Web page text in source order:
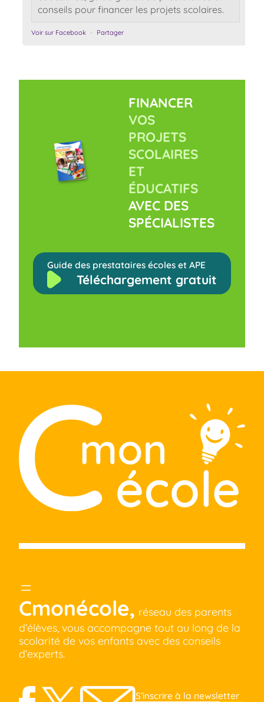
conseils pour financer les projets scolaires.
Voir sur Facebook · Partager
FINANCER
VOS
PROJETS
SCOLAIRES
ET
ÉDUCATIFS
AVEC DES
SPÉCIALISTES
Guide des prestataires écoles et APE
Téléchargement gratuit
Cmonécole, réseau des parents
d’élèves, vous accompagne tout au long de la
scolarité de vos enfants avec des conseils
d’experts.
S’inscrire à la newsletter